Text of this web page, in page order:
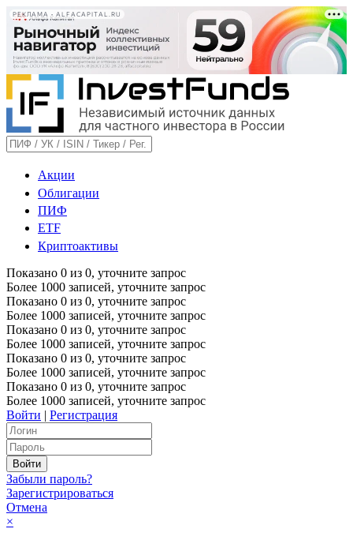
РЕКЛАМА • ALFACAPITAL.RU
Акции
Облигации
ПИФ
ETF
Криптоактивы
Показано 0 из 0, уточните запрос
Более 1000 записей, уточните запрос
Показано 0 из 0, уточните запрос
Более 1000 записей, уточните запрос
Показано 0 из 0, уточните запрос
Более 1000 записей, уточните запрос
Показано 0 из 0, уточните запрос
Более 1000 записей, уточните запрос
Показано 0 из 0, уточните запрос
Более 1000 записей, уточните запрос
Войти | Регистрация
Забыли пароль?
Зарегистрироваться
Отмена
×